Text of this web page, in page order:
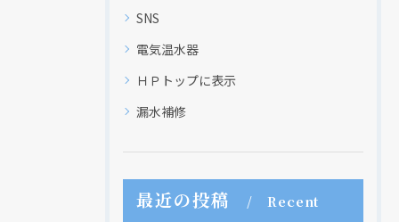
SNS
電気温水器
ＨＰトップに表示
漏水補修
最近の投稿
Recent